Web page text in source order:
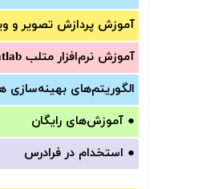
آموزش‌ پردازش تصویر و
آموزش‌ نرم‌افزار متلب Matlab
الگوریتم‌های بهینه‌سازی
● آموزش‌های رایگان
● استخدام در فرادرس